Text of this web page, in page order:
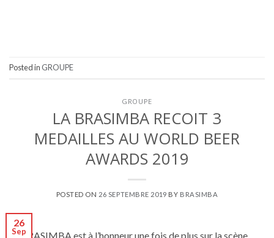
Posted in GROUPE
GROUPE
LA BRASIMBA RECOIT 3
MEDAILLES AU WORLD BEER
AWARDS 2019
POSTED ON 26 SEPTEMBRE 2019 BY BRASIMBA
26
Sep
La BRASIMBA est à l’honneur une fois de plus sur la scène